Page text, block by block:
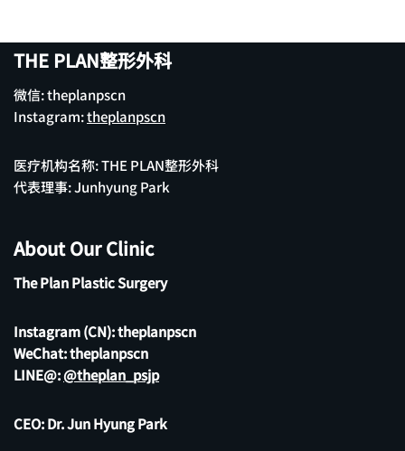
THE PLAN整形外科
微信: theplanpscn
Instagram:theplanpscn
医疗机构名称: THE PLAN整形外科
代表理事: Junhyung Park
About Our Clinic
The Plan Plastic Surgery
Instagram (CN):theplanpscn
WeChat: theplanpscn
LINE@:@theplan_psjp
CEO: Dr. Jun Hyung Park